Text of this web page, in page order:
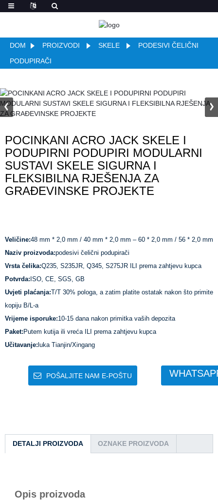
DOM PROIZVODI SKELE
PODESIVI ČELIČNI
PODUPIRAČI
POCINKANI ACRO JACK SKELE I
PODUPIRNI PODUPIRI MODULARNI
SUSTAVI SKELE SIGURNA I
FLEKSIBILNA RJEŠENJA ZA
GRAĐEVINSKE PROJEKTE
Veličine:48 mm * 2,0 mm / 40 mm * 2,0 mm – 60 * 2,0 mm / 56 * 2,0 mm
Naziv proizvoda:podesivi čelični podupirači
Vrsta čelika:Q235, S235JR, Q345, S275JR ILI prema zahtjevu kupca
Potvrda: ISO, CE, SGS, GB
Uvjeti plaćanja:T/T 30% pologa, a zatim platite ostatak nakon što primite
kopiju B/L-a
Vrijeme isporuke:10-15 dana nakon primitka vaših depozita
Paket: Putem kutija ili vreća ILI prema zahtjevu kupca
Učitavanje: luka Tianjin/Xingang
POŠALJITE NAM E-POŠTU
DETALJI PROIZVODA OZNAKE PROIZVODA
Opis proizvoda